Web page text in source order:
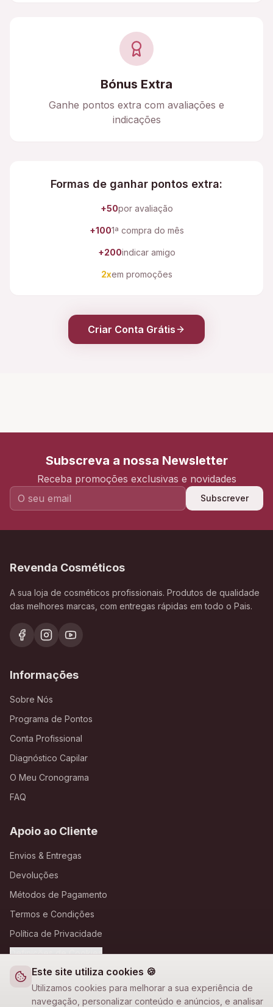
Este site utiliza cookies 🍪
Utilizamos cookies para melhorar a sua experiência de
navegação, personalizar conteúdo e anúncios, e analisar
Bónus Extra
Ganhe pontos extra com avaliações e
indicações
Formas de ganhar pontos extra:
+50por avaliação
+1001ª compra do mês
+200indicar amigo
2xem promoções
Criar Conta Grátis
Subscreva a nossa Newsletter
Receba promoções exclusivas e novidades
Subscrever
Revenda Cosméticos
A sua loja de cosméticos profissionais. Produtos de qualidade
das melhores marcas, com entregas rápidas em todo o Pais.
Informações
Sobre Nós
Programa de Pontos
Conta Profissional
Diagnóstico Capilar
O Meu Cronograma
FAQ
Apoio ao Cliente
Envios & Entregas
Devoluções
Métodos de Pagamento
Termos e Condições
Política de Privacidade
Definições de Cookies
A Loja Nova